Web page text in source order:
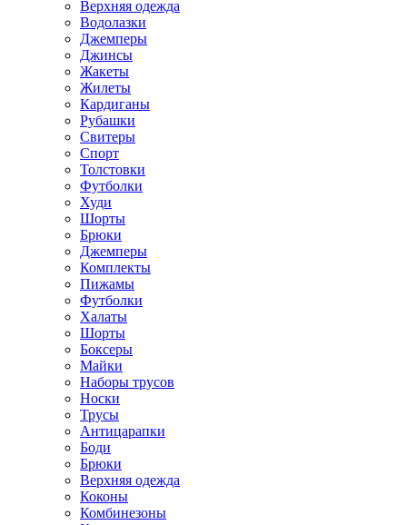
Верхняя одежда
Водолазки
Джемперы
Джинсы
Жакеты
Жилеты
Кардиганы
Рубашки
Свитеры
Спорт
Толстовки
Футболки
Худи
Шорты
Брюки
Джемперы
Комплекты
Пижамы
Футболки
Халаты
Шорты
Боксеры
Майки
Наборы трусов
Носки
Трусы
Антицарапки
Боди
Брюки
Верхняя одежда
Коконы
Комбинезоны